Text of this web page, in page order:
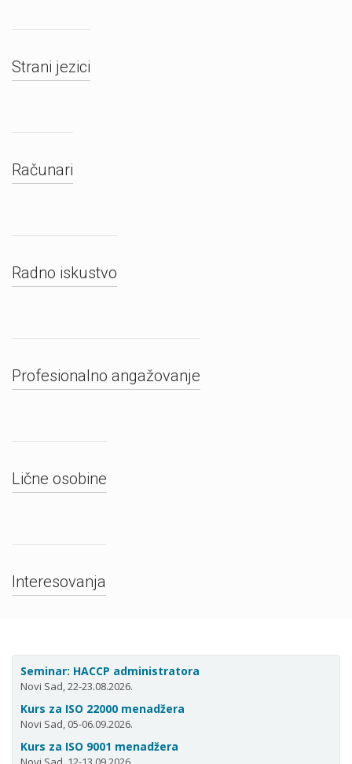
Strani jezici
Računari
Radno iskustvo
Profesionalno angažovanje
Lične osobine
Interesovanja
Seminar: HACCP administratora
Novi Sad, 22-23.08.2026.
Kurs za ISO 22000 menadžera
Novi Sad, 05-06.09.2026.
Kurs za ISO 9001 menadžera